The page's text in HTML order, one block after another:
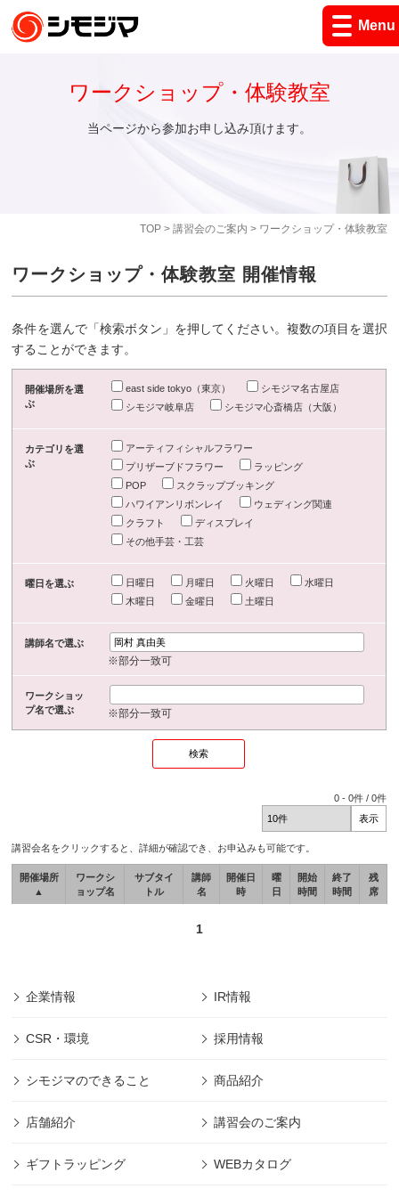
Menu
TOP> 講習会のご案内 > ワークショップ・体験教室
ワークショップ・体験教室
当ページから参加お申し込み頂けます。
ワークショップ・体験教室 開催情報
条件を選んで「検索ボタン」を押してください。複数の項目を選択
することができます。
開催場所を選
ぶ
east side tokyo（東京）
シモジマ名古屋店
シモジマ岐阜店
シモジマ心斎橋店（大阪）
カテゴリを選
ぶ
アーティフィシャルフラワー
プリザーブドフラワー
ラッピング
POP
スクラップブッキング
ハワイアンリボンレイ
ウェディング関連
クラフト
ディスプレイ
その他手芸・工芸
曜日を選ぶ 日曜日 月曜日 火曜日
水曜日
木曜日
金曜日 土曜日
講師名で選ぶ
※部分一致可
ワークショッ
プ名で選ぶ
※部分一致可
0 -0件 /0件
講習会名をクリックすると、詳細が確認でき、お申込みも可能です。
開催場所
▲
ワークシ
ョップ名
サブタイ
トル
講師
名
開催日
時
曜
日
開始
時間
終了
時間
残
席
1
企業情報 IR情報
CSR・環境 採用情報
シモジマのできること 商品紹介
店舗紹介 講習会のご案内
ギフトラッピング WEBカタログ